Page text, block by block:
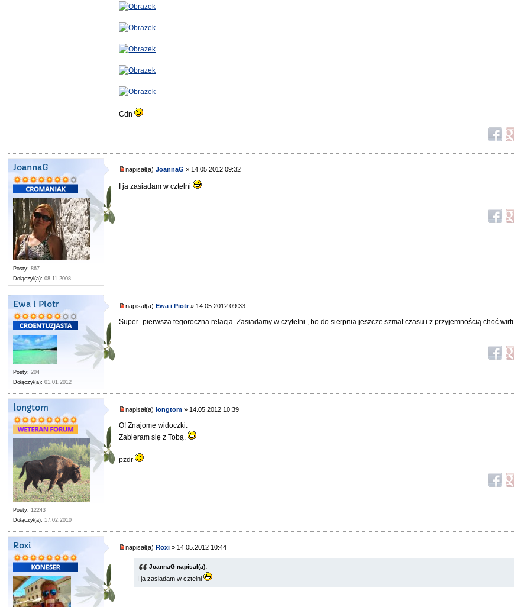
Cdn
JoannaG
Posty: 867
Dołączył(a): 08.11.2008
napisał(a)JoannaG » 14.05.2012 09:32
I ja zasiadam w cztelni
Ewa i Piotr
Posty: 204
Dołączył(a): 01.01.2012
napisał(a) Ewa i Piotr» 14.05.2012 09:33
Super- pierwsza tegoroczna relacja .Zasiadamy w czytelni , bo do sierpnia jeszcze szmat czasu i z przyjemnością choć
longtom
Posty: 12243
Dołączył(a): 17.02.2010
napisał(a) longtom » 14.05.2012 10:39
O! Znajome widoczki.
Zabieram się z Tobą.
pzdr
Roxi napisał(a) Roxi » 14.05.2012 10:44
JoannaG napisał(a):
I ja zasiadam w cztelni